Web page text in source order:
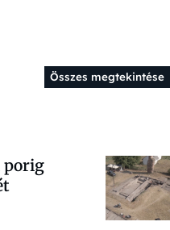
Összes megtekintése
porig